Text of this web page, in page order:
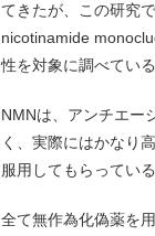
てきたが、この研究
nicotinamide
性を対象に調べている
NMNは、アンチエー
く、実際にはかなり
服用してもらってい
全て無作為化偽薬を